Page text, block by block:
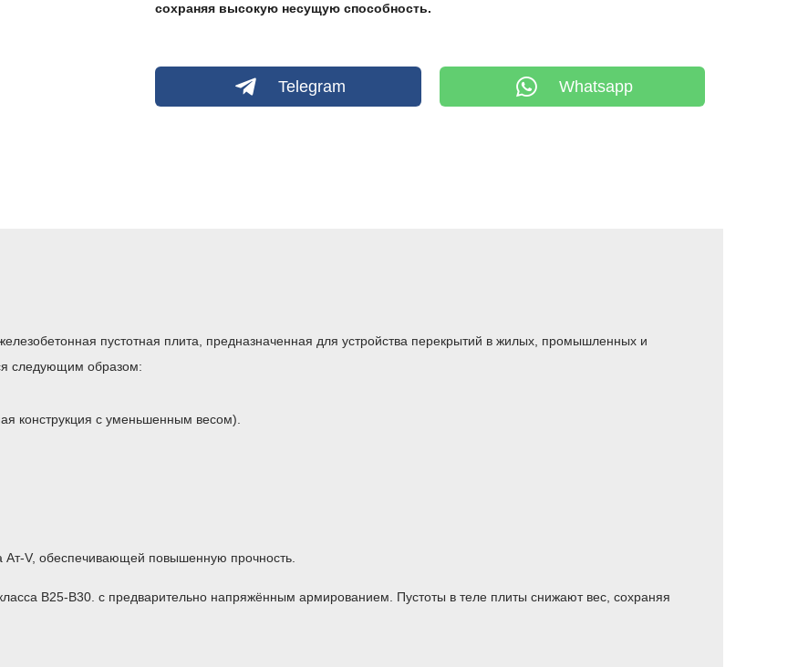
сохраняя высокую несущую способность.
Telegram Whatsapp
пустотная плита, предназначенная для устройства перекрытий в жилых, промышленных и
следующим образом:
конструкция с уменьшенным весом).
V, обеспечивающей повышенную прочность.
В25-В30. с предварительно напряжённым армированием. Пустоты в теле плиты снижают вес, сохраняя